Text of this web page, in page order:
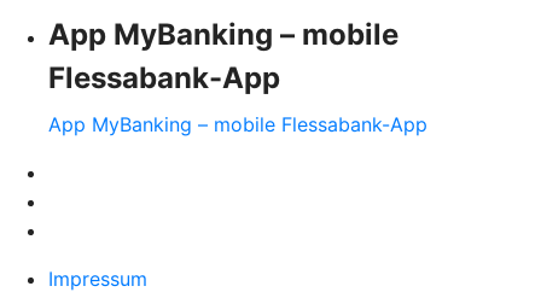
App MyBanking – mobile
Flessabank-App
App MyBanking – mobile Flessabank-App
Impressum